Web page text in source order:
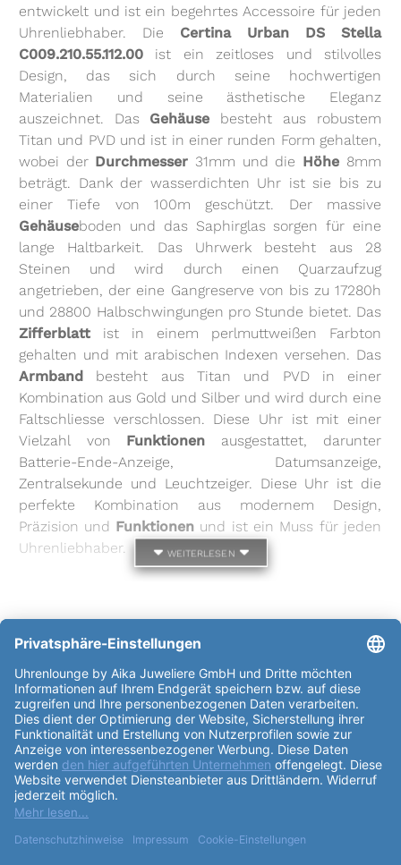
entwickelt und ist ein begehrtes Accessoire für jeden
Uhrenliebhaber. Die Certina Urban DS Stella
C009.210.55.112.00 ist ein zeitloses und stilvolles
Design, das sich durch seine hochwertigen
Materialien und seine ästhetische Eleganz
auszeichnet. Das Gehäuse besteht aus robustem
Titan und PVD und ist in einer runden Form gehalten,
wobei der Durchmesser 31mm und die Höhe 8mm
beträgt. Dank der wasserdichten Uhr ist sie bis zu
einer Tiefe von 100m geschützt. Der massive
Gehäuseboden und das Saphirglas sorgen für eine
lange Haltbarkeit. Das Uhrwerk besteht aus 28
Steinen und wird durch einen Quarzaufzug
angetrieben, der eine Gangreserve von bis zu 17280h
und 28800 Halbschwingungen pro Stunde bietet. Das
Zifferblatt ist in einem perlmuttweißen Farbton
gehalten und mit arabischen Indexen versehen. Das
Armband besteht aus Titan und PVD in einer
Kombination aus Gold und Silber und wird durch eine
Faltschliesse verschlossen. Diese Uhr ist mit einer
Vielzahl von Funktionen ausgestattet, darunter
Batterie-Ende-Anzeige, Datumsanzeige,
Zentralsekunde und Leuchtzeiger. Diese Uhr ist die
perfekte Kombination aus modernem Design,
Präzision und Funktionen und ist ein Muss für jeden
Uhrenliebhaber.
weiterlesen